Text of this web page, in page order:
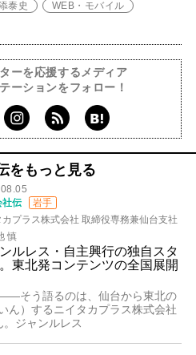
泰史
WEB・モバイル
ーを応援するメディア
ーションをフォロー！
をもっと見る
社伝
岩手
カプラス株式会社 取締役専務兼仙台支社
慎
ルレス・自主興行の独自スタ
東北発コンテンツの全国展開
――そう語るのは、仙台から東北の
ん）するニイタカプラス株式会社
ジャンルレス